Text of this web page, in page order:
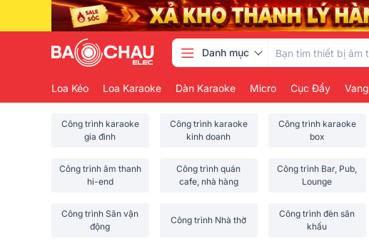
Danh mục
Loa Kéo Loa Karaoke Dàn Karaoke Micro Cục Đẩy Vang
Công trình karaoke
gia đình
Công trình karaoke
kinh doanh
Công trình karaoke
box
Công trình âm thanh
hi-end
Công trình quán
cafe, nhà hàng
Công trình Bar, Pub,
Lounge
Công trình Sân vận
động
Công trình Nhà thờ
Công trình đèn sân
khấu